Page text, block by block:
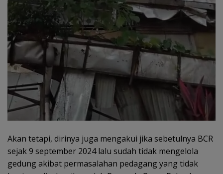
Akan tetapi, dirinya juga mengakui jika sebetulnya BCR
sejak 9 september 2024 lalu sudah tidak mengelola
gedung akibat permasalahan pedagang yang tidak